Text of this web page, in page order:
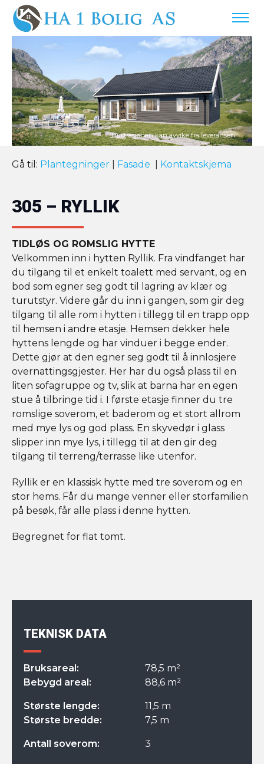
Gå til: Plantegninger Fasade Kontaktskjema
305 – RYLLIK
TIDLØS OG ROMSLIG HYTTE
Velkommen inn i hytten Ryllik. Fra vindfanget har
du tilgang til et enkelt toalett med servant, og en
bod som egner seg godt til lagring av klær og
turutstyr. Videre går du inn i gangen, som gir deg
tilgang til alle rom i hytten i tillegg til en trapp opp
til hemsen i andre etasje. Hemsen dekker hele
hyttens lengde og har vinduer i begge ender.
Dette gjør at den egner seg godt til å innlosjere
overnattingsgjester. Her har du også plass til en
liten sofagruppe og tv, slik at barna har en egen
stue å tilbringe tid i. I første etasje finner du tre
romslige soverom, et baderom og et stort allrom
med mye lys og god plass. En skyvedør i glass
slipper inn mye lys, i tillegg til at den gir deg
tilgang til terreng/terrasse like utenfor.
Ryllik er en klassisk hytte med tre soverom og en
stor hems. Får du mange venner eller storfamilien
på besøk, får alle plass i denne hytten.
Begregnet for flat tomt.
TEKNISK DATA
Bruksareal:
78,5 m²
Bebygd areal:
88,6 m²
Største lengde:
11,5 m
Største bredde:
7,5 m
Antall soverom: 3